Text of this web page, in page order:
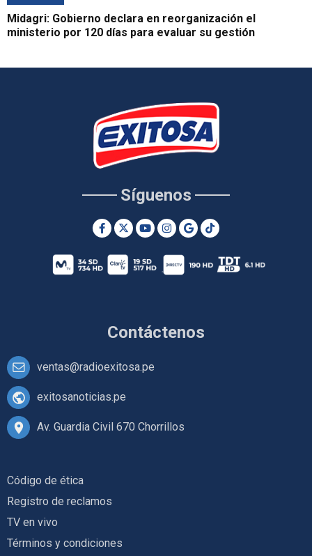
Midagri: Gobierno declara en reorganización el
ministerio por 120 días para evaluar su gestión
Contáctenos
ventas@radioexitosa.pe
exitosanoticias.pe
Av. Guardia Civil 670 Chorrillos
Síguenos
Código de ética
Registro de reclamos
TV en vivo
Términos y condiciones